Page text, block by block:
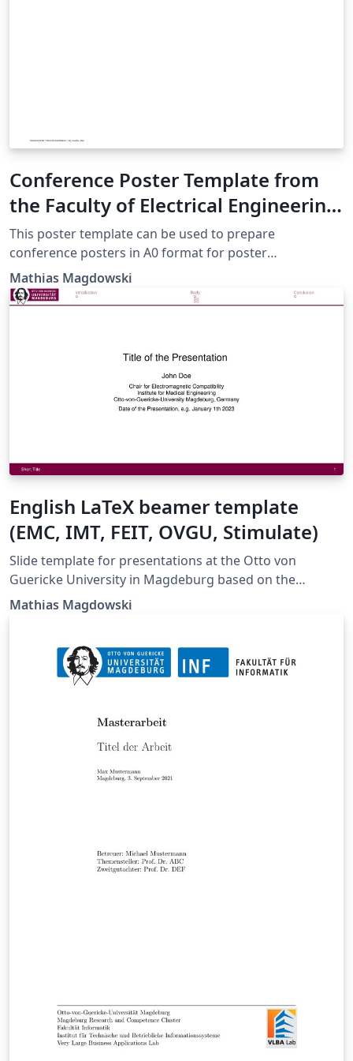
Conference Poster Template from
the Faculty of Electrical Engineering
and Information Technology at the
Otto von Guericke University in
Magdeburg, Germany
This poster template can be used to prepare
conference posters in A0 format for poster
presentations. The template contains exemplary
itemizations, equations, figures, tables, citations, a QR
code for direct download and a short list of references.
Medical Engineering.
Mathias Magdowski
English LaTeX beamer template
(EMC, IMT, FEIT, OVGU, Stimulate)
Slide template for presentations at the Otto von
Guericke University in Magdeburg based on the
beamer document class in a 16:9 format
Mathias Magdowski